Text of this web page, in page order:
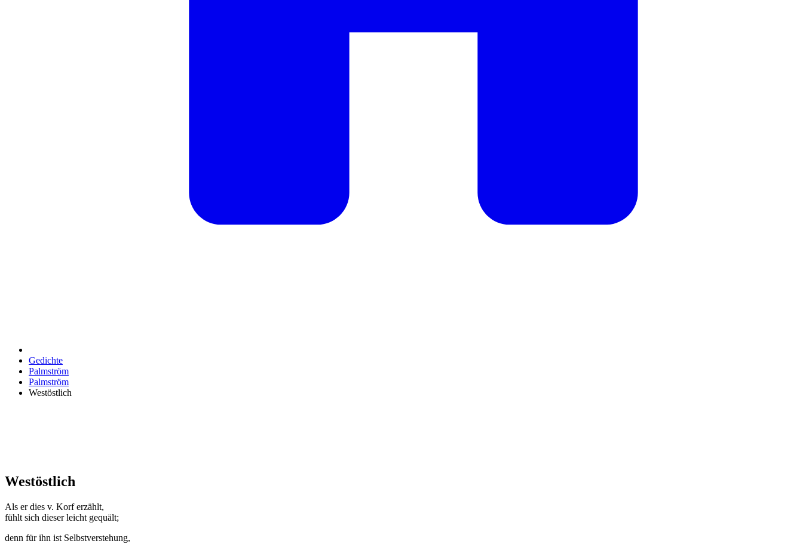
Gedichte
Palmström
Palmström
Westöstlich
Westöstlich
Als er dies v. Korf erzählt,
fühlt sich dieser leicht gequält;
denn für ihn ist Selbstverstehung,